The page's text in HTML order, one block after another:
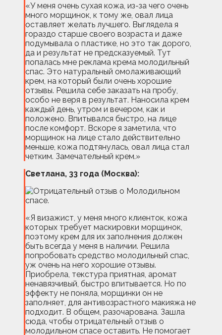
«У меня очень сухая кожа, из-за чего очень
много морщинок, к тому же, овал лица
оставляет желать лучшего. Выглядела я
гораздо старше своего возраста и даже
подумывала о пластике, но это так дорого,
да и результат не предсказуемый. Тут
попалась мне реклама крема молодильный
спас. Это натуральный омолаживающий
крем, на который были очень хорошие
отзывы. Решила себе заказать на пробу,
особо не веря в результат. Наносила крем
каждый день, утром и вечером, как и
положено. Впитывался быстро, на лице
после комфорт. Вскоре я заметила, что
морщинок на лице стало действительно
меньше, кожа подтянулась, овал лица стал
четким. Замечательный крем.»
Светлана, 33 года (Москва):
«Я визажист, у меня много клиенток, кожа
которых требует маскировки морщинок,
поэтому крем для их заполнения должен
быть всегда у меня в наличии. Решила
попробовать средство молодильный спас,
уж очень на него хорошие отзывы.
Приобрела, текстура приятная, аромат
ненавязчивый, быстро впитывается. Но по
эффекту не поняла, морщинки он не
заполняет, для антивозрастного макияжа не
подходит. В общем, разочарована. Зашла
сюда, чтобы отрицательный отзыв о
молодильном спасе оставить. Не помогает